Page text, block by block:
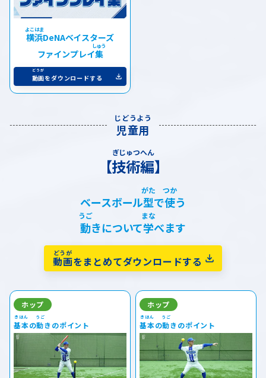
横浜DeNAベイスターズ
ファインプレイ集
動画をダウンロードする
児童用
【技術編】
ベースボール型で使う
動きについて学べます
動画をまとめてダウンロードする
ホップ
基本の動きのポイント
ホップ
基本の動きのポイント